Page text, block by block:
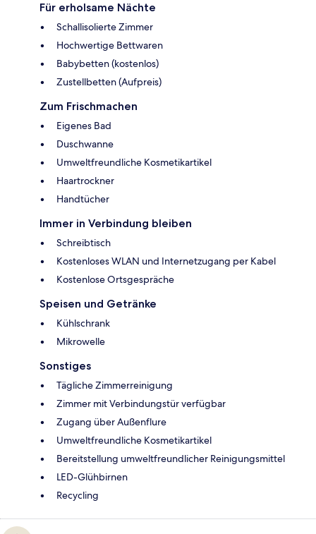
Für erholsame Nächte
Schallisolierte Zimmer
Hochwertige Bettwaren
Babybetten (kostenlos)
Zustellbetten (Aufpreis)
Zum Frischmachen
Eigenes Bad
Duschwanne
Umweltfreundliche Kosmetikartikel
Haartrockner
Handtücher
Immer in Verbindung bleiben
Schreibtisch
Kostenloses WLAN und Internetzugang per Kabel
Kostenlose Ortsgespräche
Speisen und Getränke
Kühlschrank
Mikrowelle
Sonstiges
Tägliche Zimmerreinigung
Zimmer mit Verbindungstür verfügbar
Zugang über Außenflure
Umweltfreundliche Kosmetikartikel
Bereitstellung umweltfreundlicher Reinigungsmittel
LED-Glühbirnen
Recycling